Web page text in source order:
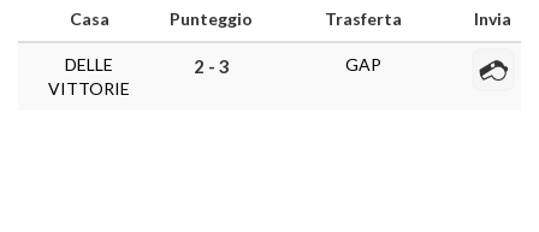
Casa
Punteggio Trasferta Invia
DELLE
VITTORIE
2 - 3 GAP